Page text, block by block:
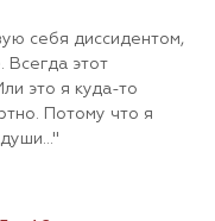
себя диссидентом,
Всегда этот
это я куда-то
Потому что я